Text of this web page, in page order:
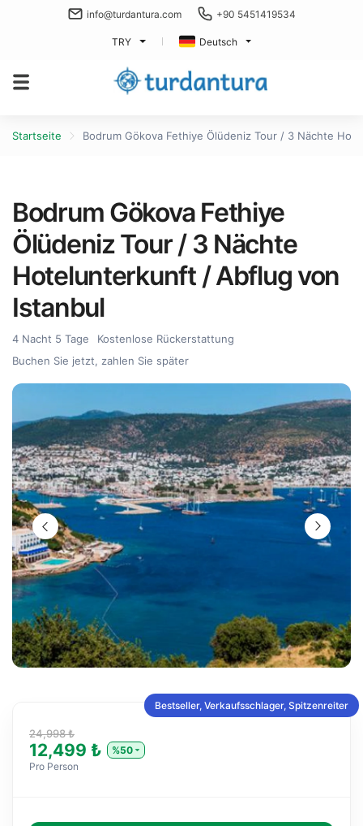
info@turdantura.com +90 5451419534
TRY Deutsch
Startseite Bodrum Gökova Fethiye Ölüdeniz Tour / 3 Nächte
Bodrum Gökova Fethiye
Ölüdeniz Tour / 3 Nächte
Hotelunterkunft / Abflug von
Istanbul
4 Nacht 5 Tage
Kostenlose Rückerstattung
Buchen Sie jetzt, zahlen Sie später
Bestseller, Verkaufsschlager, Spitzenreiter
24,998 ₺
12,499 ₺
%50
Pro Person